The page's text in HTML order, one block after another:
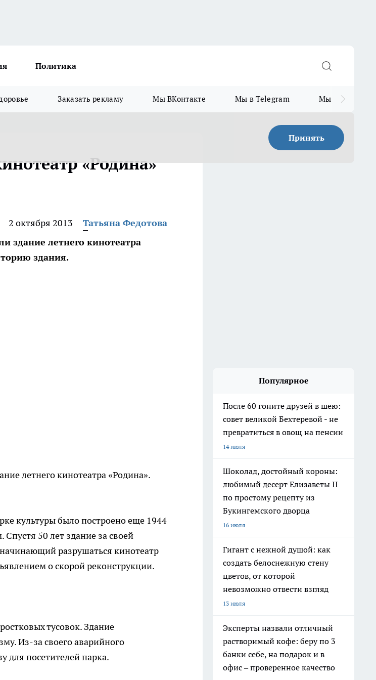
Политика
Заказать рекламу Мы ВКонтакте Мы в Telegram Мы в MAX
Принять
«Родина»
2 октября 2013
Татьяна Федотова
здание летнего кинотеатра
здания.
летнего кинотеатра «Родина».
культуры было построено еще 1944
50 лет здание за своей
разрушаться кинотеатр
о скорой реконструкции.
тусовок. Здание
Из-за своего аварийного
для посетителей парка.
Популярное
После 60 гоните друзей в шею:
совет великой Бехтеревой - не
превратиться в овощ на пенсии
14 июля
Шоколад, достойный короны:
любимый десерт Елизаветы II
по простому рецепту из
Букингемского дворца
16 июля
Гигант с нежной душой: как
создать белоснежную стену
цветов, от которой
невозможно отвести взгляд
13 июля
Эксперты назвали отличный
растворимый кофе: беру по 3
банки себе, на подарок и в
офис – проверенное качество